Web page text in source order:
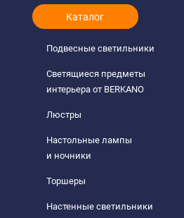
Каталог
Подвесные светильники
Светящиеся предметы
интерьера от BERKANO
Люстры
Настольные лампы
и ночники
Торшеры
Настенные светильники